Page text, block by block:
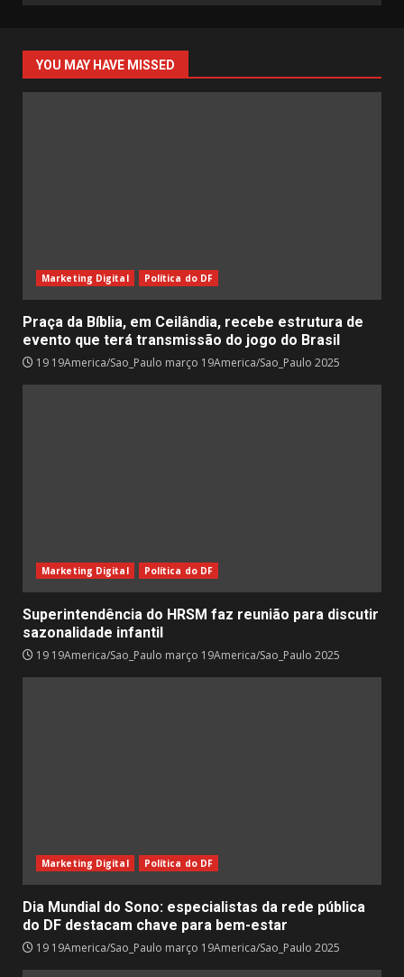
YOU MAY HAVE MISSED
Marketing Digital Política do DF
Praça da Bíblia, em Ceilândia, recebe estrutura de
evento que terá transmissão do jogo do Brasil
19 19America/Sao_Paulo março 19America/Sao_Paulo 2025
Marketing Digital Política do DF
Superintendência do HRSM faz reunião para discutir
sazonalidade infantil
19 19America/Sao_Paulo março 19America/Sao_Paulo 2025
Marketing Digital Política do DF
Dia Mundial do Sono: especialistas da rede pública
do DF destacam chave para bem-estar
19 19America/Sao_Paulo março 19America/Sao_Paulo 2025